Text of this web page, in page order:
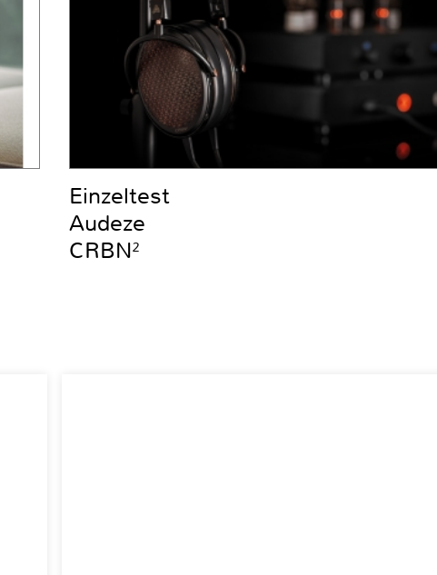
Einzeltest
Audeze
CRBN²